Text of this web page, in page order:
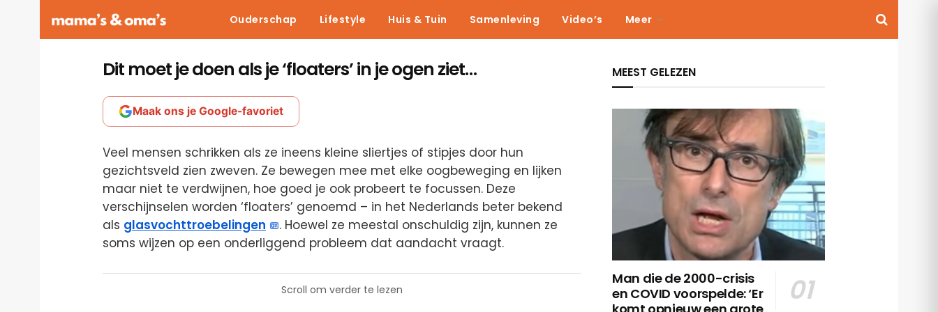
Ouderschap Lifestyle Huis & Tuin Samenleving Video’s Meer
Dit moet je doen als je ‘floaters’ in je ogen ziet…
Maak ons je Google-favoriet
Veel mensen schrikken als ze ineens kleine sliertjes of stipjes door hun
gezichtsveld zien zweven. Ze bewegen mee met elke oogbeweging en lijken
maar niet te verdwijnen, hoe goed je ook probeert te focussen. Deze
verschijnselen worden ‘floaters’ genoemd – in het Nederlands beter bekend
als glasvochttroebelingen
. Hoewel ze meestal onschuldig zijn, kunnen ze
soms wijzen op een onderliggend probleem dat aandacht vraagt.
Scroll om verder te lezen
MEEST GELEZEN
Man die de 2000-crisis
en COVID voorspelde: ‘Er